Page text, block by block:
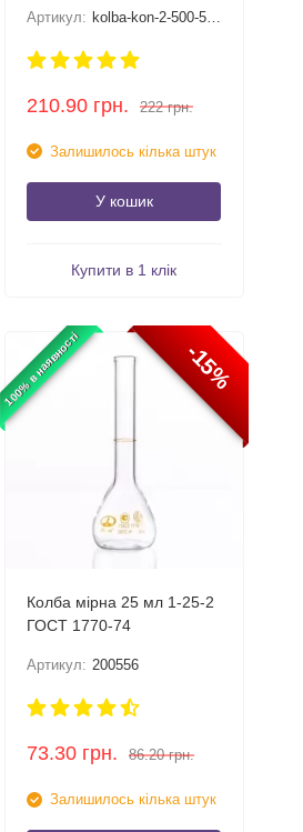
Артикул: kolba-kon-2-500-50-ts
210.90 грн. 222 грн.
Залишилось кілька штук
У кошик
Купити в 1 клік
100% в наявності -15%
Колба мірна 25 мл 1-25-2
ГОСТ 1770-74
Артикул: 200556
73.30 грн. 86.20 грн.
Залишилось кілька штук